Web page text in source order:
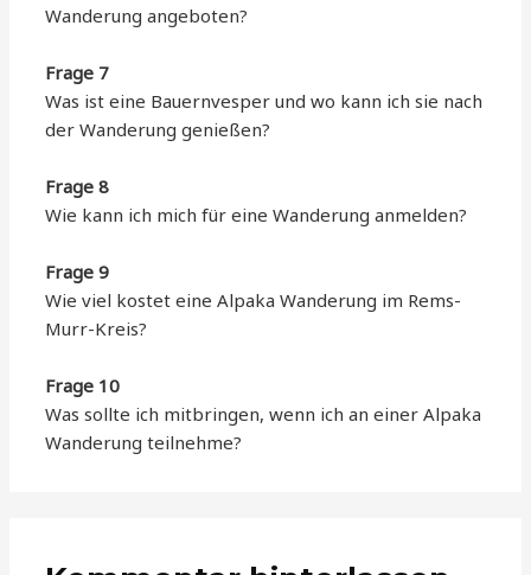
Wanderung angeboten?
Frage 7
Was ist eine Bauernvesper und wo kann ich sie nach
der Wanderung genießen?
Frage 8
Wie kann ich mich für eine Wanderung anmelden?
Frage 9
Wie viel kostet eine Alpaka Wanderung im Rems-
Murr-Kreis?
Frage 10
Was sollte ich mitbringen, wenn ich an einer Alpaka
Wanderung teilnehme?